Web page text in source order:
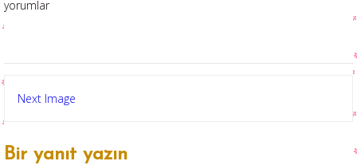
yorumlar
Next Image
Bir yanıt yazın